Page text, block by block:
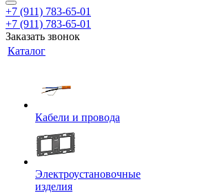
+7 (911) 783-65-01
+7 (911) 783-65-01
Заказать звонок
Каталог
Кабели и провода
Электроустановочные
изделия